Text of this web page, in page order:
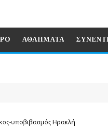
ΑΘΛΗΜΑΤΑ
υποβιβασμός Ηρακλή